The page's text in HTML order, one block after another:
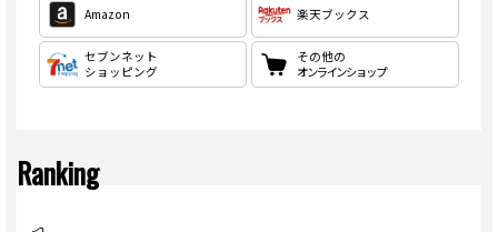
Amazon 楽天ブックス
セブンネット
ショッピング
その他の
オンラインショップ
Ranking